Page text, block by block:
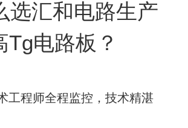
选汇和电路生产
Tg电路板？
工程师全程监控，技术精湛